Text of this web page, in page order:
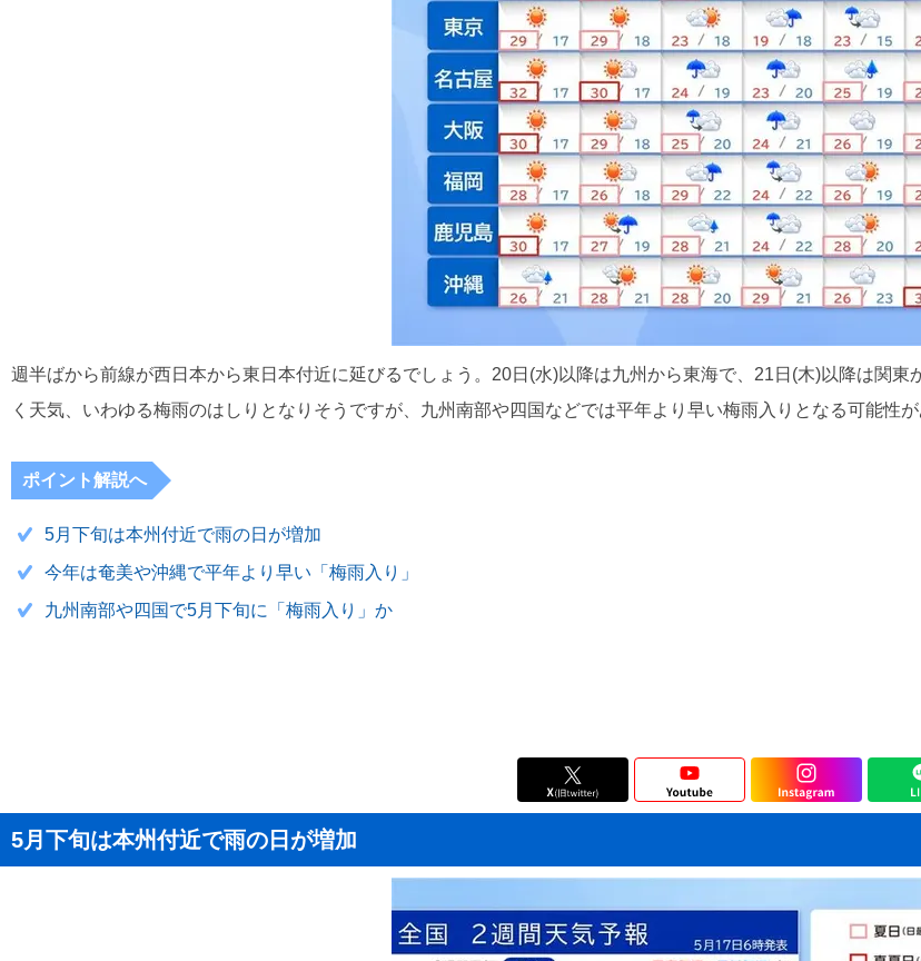
週半ばから前線が西日本から東日本付近に延びるでしょう。20日(水)以降は九州から東海で、21日(木)以降は関
く天気、いわゆる梅雨のはしりとなりそうですが、九州南部や四国などでは平年より早い梅雨入りとなる可能性が
ポイント解説へ
5月下旬は本州付近で雨の日が増加
今年は奄美や沖縄で平年より早い「梅雨入り」
九州南部や四国で5月下旬に「梅雨入り」か
5月下旬は本州付近で雨の日が増加